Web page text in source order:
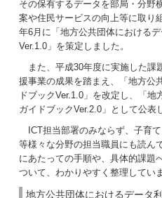
その保有するデータを部局・分野
案や住民サービスの向上等に取り
年6月に「地方公共団体における
Ver.1.0」を策定しました。
また、平成30年度に実施した課
援事業の成果を踏まえ、「地方公
ドブックVer.1.0」を改定し、「
ガイドブックVer.2.0」として公表
ICT担当部署のみならず、子育
等様々な分野の担当職員にも読ん
にあたっての手順や、具体的課題
ついて、わかりやすく整理していま
地方公共団体におけるデータ